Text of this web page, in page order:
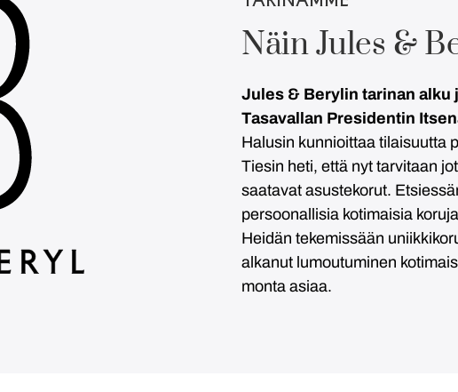
Näin Jules &
Jules & Berylin tarinan alku
Tasavallan Presidentin
Halusin kunnioittaa tilaisuutta
Tiesin heti, että nyt tarvitaan
saatavat asustekorut.
persoonallisia kotimaisia
Heidän tekemissään
alkanut lumoutuminen
monta asiaa.